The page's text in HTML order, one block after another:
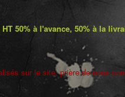
50% à l'avance, 50% à la
sur le site. prière de nous